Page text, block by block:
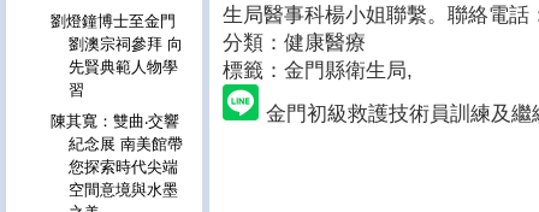
生局醫事科楊小姐聯繫。聯絡電話
分類：健康醫療
標籤：金門縣衛生局,
金門初級救護技術員訓練及
劉燈鐘博士至金門
劉澳宗祠參拜 向
先賢典範人物學
習
陳其寬：雙曲‧交響
紀念展 南美館帶
您探索時代尖端
空間意境與水墨